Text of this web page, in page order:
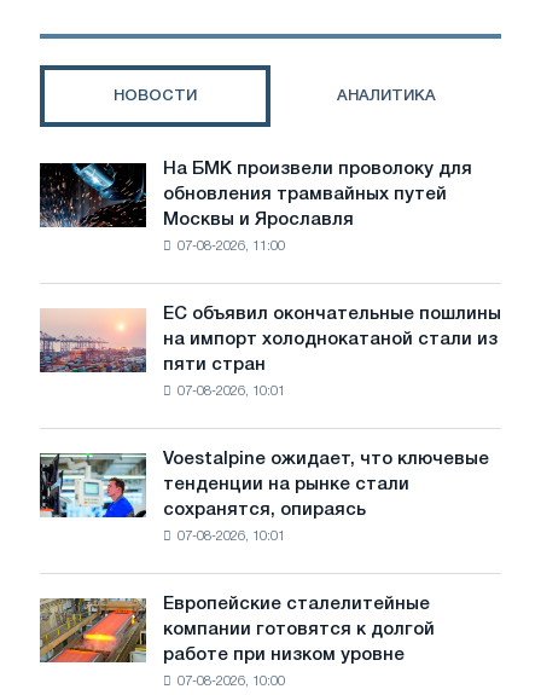
НОВОСТИ АНАЛИТИКА
На
БМК
произвели
трамвайных
путей
Ярославля
На БМК произвели проволоку для
обновления трамвайных путей
Москвы и Ярославля
07-08-2026, 11:00
объявил
окончательные
холоднокатаной
стали
стран
ЕС объявил окончательные пошлины
на импорт холоднокатаной стали из
пяти стран
07-08-2026, 10:01
Voestalpine
ожидает,
что
рынке
стали
Voestalpine ожидает, что ключевые
тенденции на рынке стали
сохранятся, опираясь
07-08-2026, 10:01
Европейские
сталелитейные
компании
Европейские сталелитейные
компании готовятся к долгой
работе при низком уровне
07-08-2026, 10:00